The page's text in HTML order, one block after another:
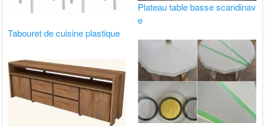
Tabouret de cuisine plastique
Plateau table basse scandinav
e